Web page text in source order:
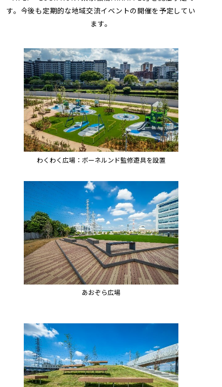
す。今後も定期的な地域交流イベントの開催を予定してい
ます。
わくわく広場：ボーネルンド監修遊具を設置
あおぞら広場